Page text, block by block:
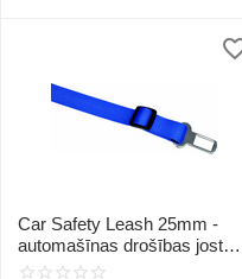
Car Safety Leash 25mm -
automašīnas drošības josta,
platums 25mm 1gab. ZĪLS